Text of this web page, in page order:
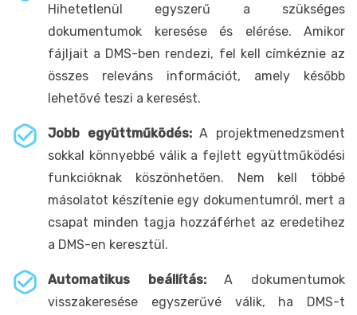
Hihetetlenül egyszerű a szükséges
dokumentumok keresése és elérése. Amikor
fájljait a DMS-ben rendezi, fel kell címkéznie az
összes releváns információt, amely később
lehetővé teszi a keresést.
Jobb együttműködés:A projektmenedzsment
sokkal könnyebbé válik a fejlett együttműködési
funkcióknak köszönhetően. Nem kell többé
másolatot készítenie egy dokumentumról, mert a
csapat minden tagja hozzáférhet az eredetihez
a DMS-en keresztül.
Automatikus beállítás:A dokumentumok
visszakeresése egyszerűvé válik, ha DMS-t